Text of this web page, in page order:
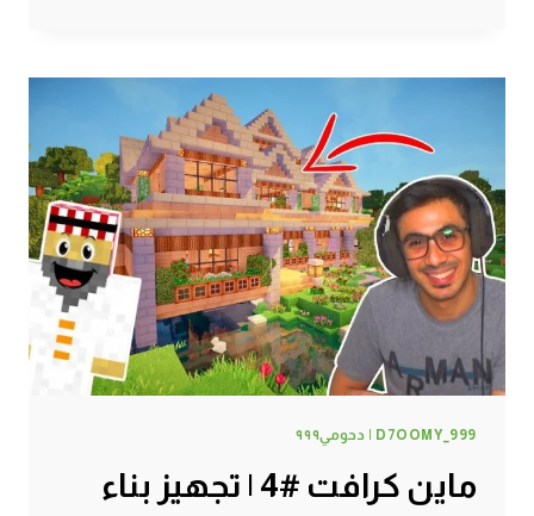
أكبر
الماس
ماين
كرافت
!
D7OOMY_999 | دحومي٩٩٩
ماين كرافت #4 | تجهيز بناء